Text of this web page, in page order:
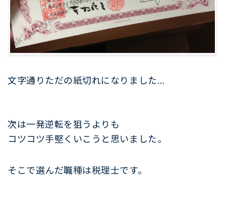
文字通りただの紙切れになりました…
次は一発逆転を狙うよりも
コツコツ手堅くいこうと思いました。
そこで選んだ職種は税理士です。